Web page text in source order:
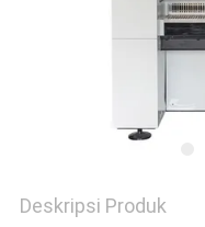
Deskripsi Produk